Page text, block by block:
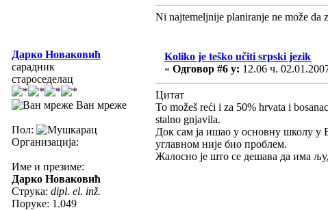
Ni najtemeljnije planiranje ne može da
Дарко Новаковић
сарадник
староседелац
Ван мреже
Пол:
Организација:
Име и презиме:
Дарко Новаковић
Струка: dipl. el. inž.
Поруке: 1.049
Koliko je teško učiti srpski jezik
« Одговор #6 у: 12.06 ч.
Цитат
To možeš reći i za 50% hrvata i
stalno gnjavila.
Док сам ја ишао у основну школу у
углавном није био проблем.
Жалосно је што се дешава да има